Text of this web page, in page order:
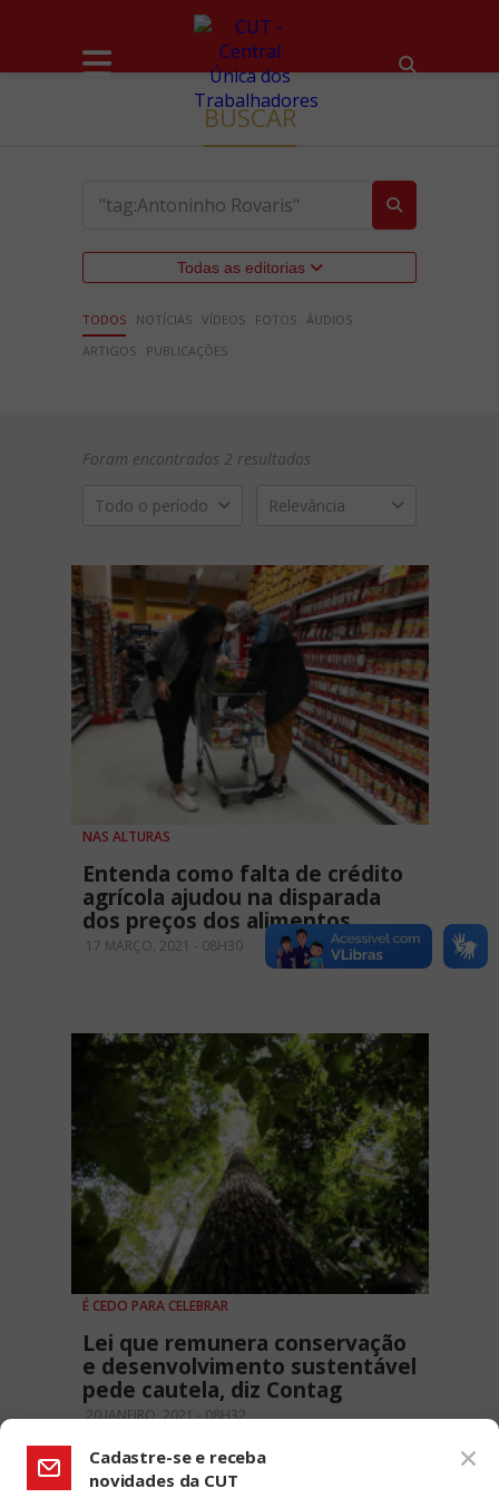
BUSCAR
Todas as editorias
TODOS NOTÍCIAS VÍDEOS FOTOS ÁUDIOS
ARTIGOS
PUBLICAÇÕES
Foram encontrados 2 resultados
Todo o período Relevância
NAS ALTURAS
Entenda como falta de crédito
agrícola ajudou na disparada
dos preços dos alimentos
17 MARÇO, 2021 - 08H30
É CEDO PARA CELEBRAR
Lei que remunera conservação
e desenvolvimento sustentável
pede cautela, diz Contag
20 JANEIRO, 2021 - 08H32
Cadastre-se e receba
novidades da CUT